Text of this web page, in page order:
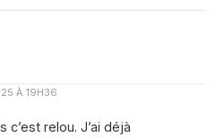
À 19H36
c’est relou. J’ai déjà